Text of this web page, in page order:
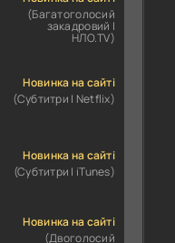
(Багатоголосий
закадровий |
НЛО.TV)
Новинка на сайті
(Субтитри | Netflix)
Новинка на сайті
(Субтитри | iTunes)
Новинка на сайті
(Двоголосий